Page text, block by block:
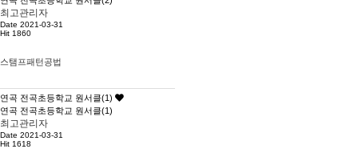
최고관리자
Date 2021-03-31
Hit 1860
스탬프패턴공법
연곡 전곡초등학교 원서클(1)
연곡 전곡초등학교 원서클(1)
최고관리자
Date 2021-03-31
Hit 1618